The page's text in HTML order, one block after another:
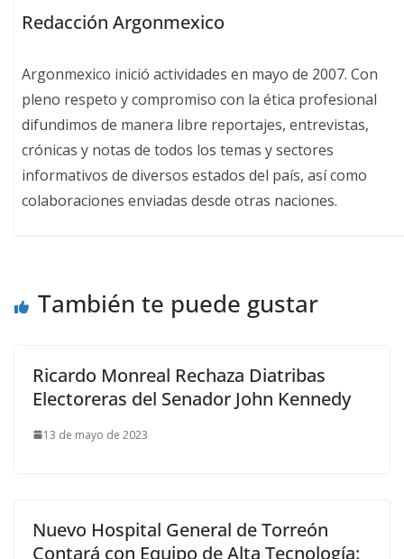
Redacción Argonmexico
Argonmexico inició actividades en mayo de 2007. Con
pleno respeto y compromiso con la ética profesional
difundimos de manera libre reportajes, entrevistas,
crónicas y notas de todos los temas y sectores
informativos de diversos estados del país, así como
colaboraciones enviadas desde otras naciones.
También te puede gustar
Ricardo Monreal Rechaza Diatribas
Electoreras del Senador John Kennedy
13 de mayo de 2023
Nuevo Hospital General de Torreón
Contará con Equipo de Alta Tecnología: